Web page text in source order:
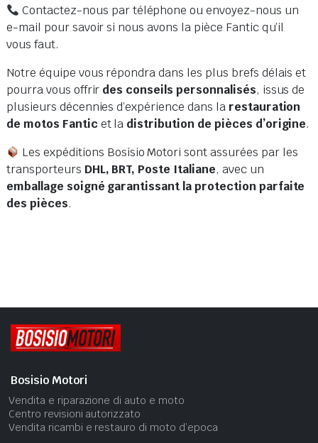
Contactez-nous par téléphone ou envoyez-nous un
e-mail pour savoir si nous avons la pièce Fantic qu’il
vous faut.
Notre équipe vous répondra dans les plus brefs délais et
pourra vous offrir des conseils personnalisés, issus de
plusieurs décennies d’expérience dans la restauration
de motos Fantic et la distribution de pièces d’origine.
Les expéditions Bosisio Motori sont assurées par les
transporteurs DHL, BRT, Poste Italiane, avec un
emballage soigné garantissant la protection parfaite
des pièces.
Bosisio Motori
Vendita e riparazione di auto e moto
Centro revisioni autorizzato
Vendita ricambi e restauro di moto d’epoca